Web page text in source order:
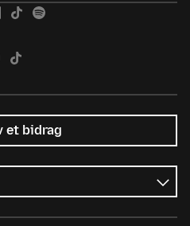
et bidrag